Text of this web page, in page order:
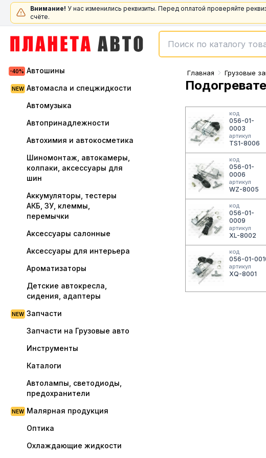
Внимание! У нас изменились реквизиты. Перед оплатой проверяйте
счёте.
Автошины
Автомасла и спецжидкости
Автомузыка
Автопринадлежности
Автохимия и автокосметика
Шиномонтаж, автокамеры,
колпаки, аксессуары для
шин
Аккумуляторы, тестеры
АКБ, ЗУ, клеммы,
перемычки
Аксессуары салонные
Аксессуары для интерьера
Ароматизаторы
Детские автокресла,
сидения, адаптеры
Запчасти
Запчасти на Грузовые авто
Инструменты
Каталоги
Автолампы, светодиоды,
предохранители
Малярная продукция
Оптика
Охлаждающие жидкости
Главная Грузовые
код
056-01-
0003
артикул
TS1-8006
код
056-01-
0006
артикул
WZ-8005
код
056-01-
0009
артикул
XL-8002
код
056-01-
артикул
XQ-8001